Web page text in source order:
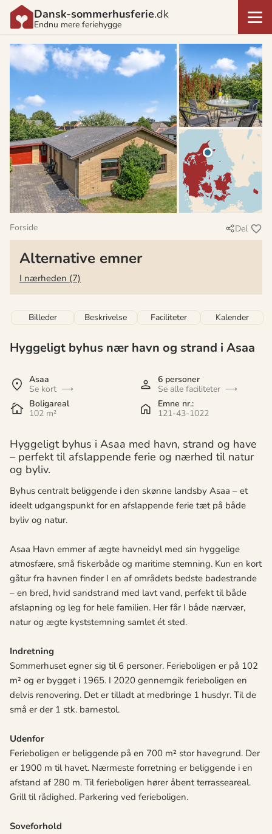
Dansk-sommerhusferie.dk
Endnu mere feriehygge
Forside Del
Alternative emner
I nærheden (7)
Billeder Beskrivelse Faciliteter Kalender
Hyggeligt byhus nær havn og strand i Asaa
Asaa
Se kort
6 personer
Se alle faciliteter
Boligareal
102 m²
Emne nr.:
121-43-1022
Hyggeligt byhus i Asaa med havn, strand og have
– perfekt til afslappende ferie og nærhed til natur
og byliv.
Byhus centralt beliggende i den skønne landsby Asaa – et
ideelt udgangspunkt for en afslappende ferie tæt på både
byliv og natur.
Asaa Havn emmer af ægte havneidyl med sin hyggelige
atmosfære, små fiskerbåde og maritime stemning. Kun en kort
gåtur fra havnen finder I en af områdets bedste badestrande
– en bred, hvid sandstrand med lavt vand, perfekt til både
afslapning og leg for hele familien. Her får I både nærvær,
natur og ægte kyststemning samlet ét sted.
Indretning
Sommerhuset egner sig til 6 personer. Ferieboligen er på 102
m² og er bygget i 1965. I 2020 gennemgik ferieboligen en
delvis renovering. Det er tilladt at medbringe 1 husdyr. Til de
små er der 1 stk. barnestol.
Udenfor
Ferieboligen er beliggende på en 700 m² stor havegrund. Der
er 1900 m til havet. Nærmeste forretning er beliggende i en
afstand af 280 m. Til ferieboligen hører åbent terrasseareal.
Grill til rådighed. Parkering ved ferieboligen.
Soveforhold